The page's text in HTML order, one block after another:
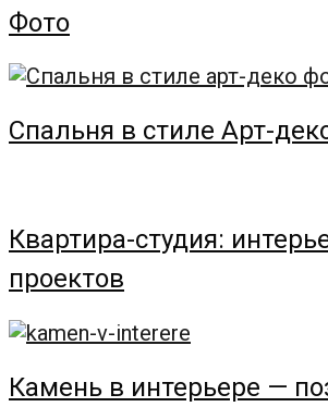
Фото
Спальня в стиле Арт-
Квартира-студия:
проектов
Камень в интерьере —